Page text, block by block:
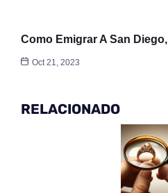
Como Emigrar A San
Oct 21, 2023
RELACIONADO